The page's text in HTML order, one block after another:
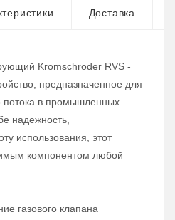
Доставка
Kromschroder RVS -
предназначенное для
потока в промышленных
надежность,
использования, этот
компонентом любой
газового клапана